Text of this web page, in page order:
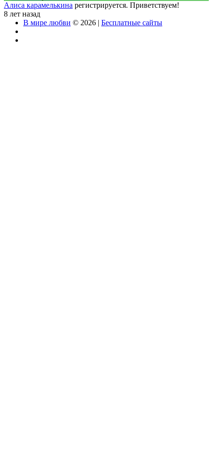
Алиса карамелькина регистрируется. Приветствуем!
8 лет назад
В мире любви © 2026 | Бесплатные сайты